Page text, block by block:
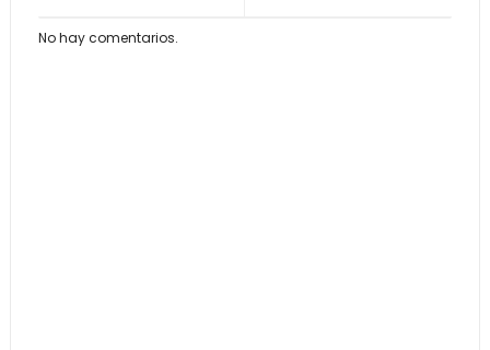
No hay comentarios.